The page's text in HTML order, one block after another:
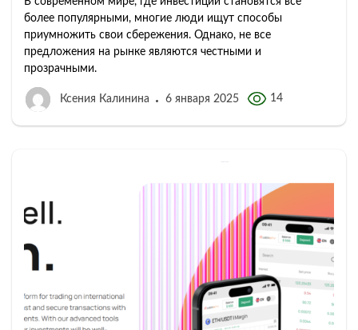
более популярными, многие люди ищут способы
приумножить свои сбережения. Однако, не все
предложения на рынке являются честными и
прозрачными.
Ксения Калинина 6 января 2025 14